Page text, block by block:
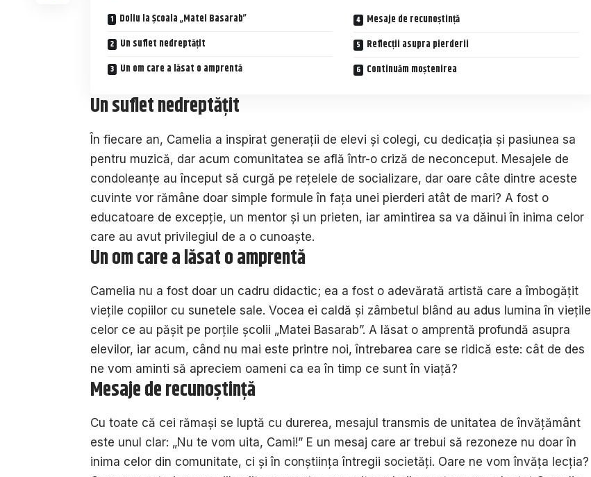
Doliu la Școala „Matei Basarab”
Un suflet nedreptățit
Un om care a lăsat o amprentă
Mesaje de recunoștință
Reflecții asupra pierderii
Continuăm moștenirea
Un suflet nedreptățit
În fiecare an, Camelia a inspirat generații de elevi și colegi, cu dedicația și pasiunea sa
pentru muzică, dar acum comunitatea se află într-o criză de neconceput. Mesajele de
condoleanțe au început să curgă pe rețelele de socializare, dar oare câte dintre aceste
cuvinte vor rămâne doar simple formule în fața unei pierderi atât de mari? A fost o
educatoare de excepție, un mentor și un prieten, iar amintirea sa va dăinui în inima celor
care au avut privilegiul de a o cunoaște.
Un om care a lăsat o amprentă
Camelia nu a fost doar un cadru didactic; ea a fost o adevărată artistă care a îmbogățit
viețile copiilor cu sunetele sale. Vocea ei caldă și zâmbetul blând au adus lumina în viețile
celor ce au pășit pe porțile școlii „Matei Basarab”. A lăsat o amprentă profundă asupra
elevilor, iar acum, când nu mai este printre noi, întrebarea care se ridică este: cât de des
ne vom aminti să apreciem oameni ca ea în timp ce sunt în viață?
Mesaje de recunoștință
Cu toate că cei rămași se luptă cu durerea, mesajul transmis de unitatea de învățământ
este unul clar: „Nu te vom uita, Cami!” E un mesaj care ar trebui să rezoneze nu doar în
inima celor din comunitate, ci și în conștiința întregii societăți. Oare ne vom învăța lecția?